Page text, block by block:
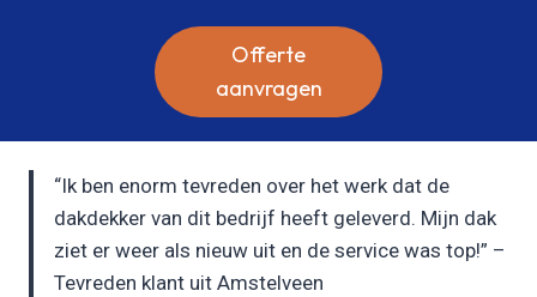
Offerte
aanvragen
“Ik ben enorm tevreden over het werk dat de
dakdekker van dit bedrijf heeft geleverd. Mijn dak
ziet er weer als nieuw uit en de service was top!” –
Tevreden klant uit Amstelveen